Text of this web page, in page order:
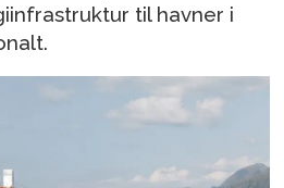
til havner i